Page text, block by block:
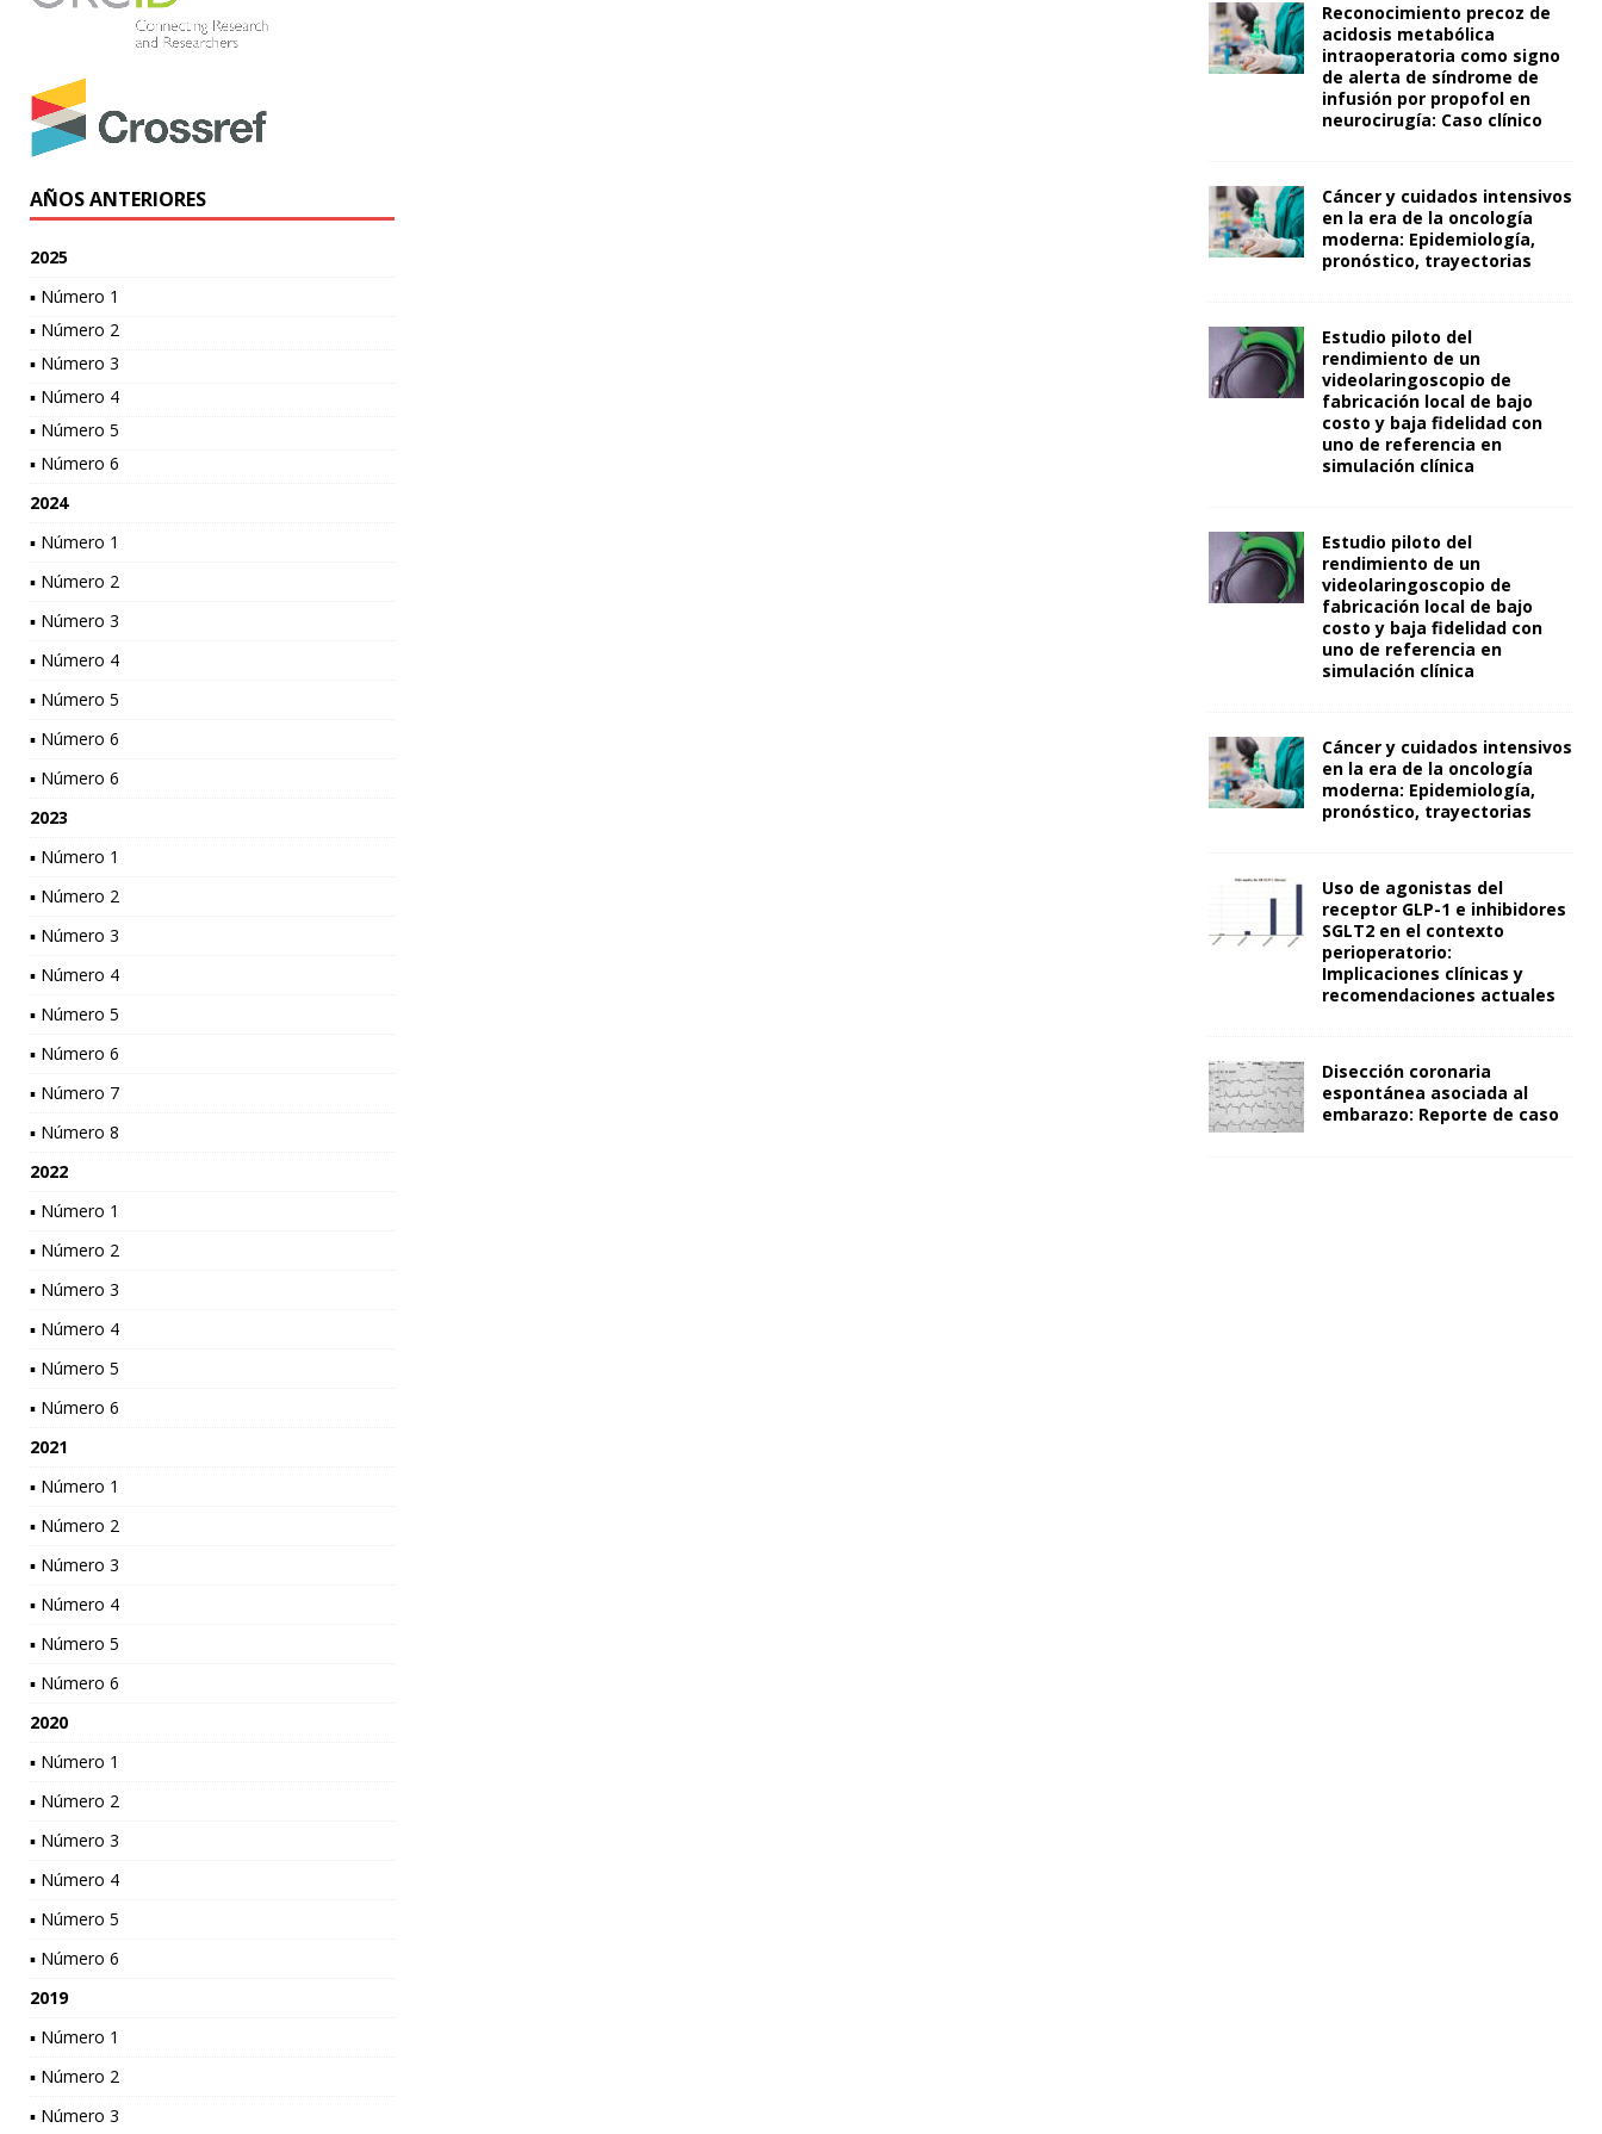
AÑOS ANTERIORES
2025
▪ Número 1
▪ Número 2
▪ Número 3
▪ Número 4
▪ Número 5
▪ Número 6
2024
▪ Número 1
▪ Número 2
▪ Número 3
▪ Número 4
▪ Número 5
▪ Número 6
▪ Número 6
2023
▪ Número 1
▪ Número 2
▪ Número 3
▪ Número 4
▪ Número 5
▪ Número 6
▪ Número 7
▪ Número 8
2022
▪ Número 1
▪ Número 2
▪ Número 3
▪ Número 4
▪ Número 5
▪ Número 6
2021
▪ Número 1
▪ Número 2
▪ Número 3
▪ Número 4
▪ Número 5
▪ Número 6
2020
▪ Número 1
▪ Número 2
▪ Número 3
▪ Número 4
▪ Número 5
▪ Número 6
2019
▪ Número 1
▪ Número 2
▪ Número 3
Reconocimiento precoz de
acidosis metabólica
intraoperatoria como signo
de alerta de síndrome de
infusión por propofol en
neurocirugía: Caso clínico
Cáncer y cuidados intensivos
en la era de la oncología
moderna: Epidemiología,
pronóstico, trayectorias
Estudio piloto del
rendimiento de un
videolaringoscopio de
fabricación local de bajo
costo y baja fidelidad con
uno de referencia en
simulación clínica
Estudio piloto del
rendimiento de un
videolaringoscopio de
fabricación local de bajo
costo y baja fidelidad con
uno de referencia en
simulación clínica
Cáncer y cuidados intensivos
en la era de la oncología
moderna: Epidemiología,
pronóstico, trayectorias
Uso de agonistas del
receptor GLP-1 e inhibidores
SGLT2 en el contexto
perioperatorio:
Implicaciones clínicas y
recomendaciones actuales
Disección coronaria
espontánea asociada al
embarazo: Reporte de caso